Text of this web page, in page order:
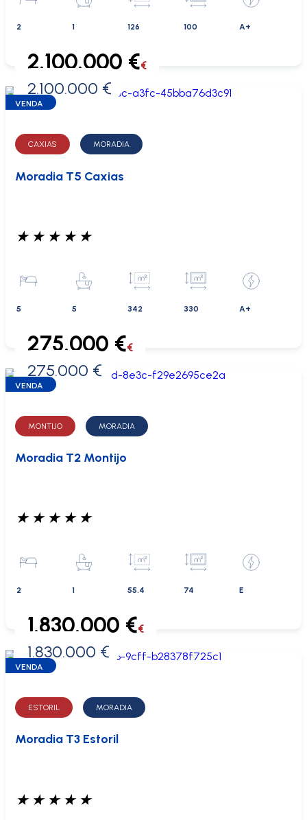
2 1 126 100 A+
0 €
2.100.000 €€
2.100.000 €
VENDA
CAXIAS MORADIA
Moradia T5 Caxias
★ ★ ★ ★ ★
5 5 342 330 A+
0 €
275.000 €€
275.000 €
VENDA
MONTIJO MORADIA
Moradia T2 Montijo
★ ★ ★ ★ ★
2 1 55.4 74 E
0 €
1.830.000 €€
1.830.000 €
VENDA
ESTORIL MORADIA
Moradia T3 Estoril
★ ★ ★ ★ ★